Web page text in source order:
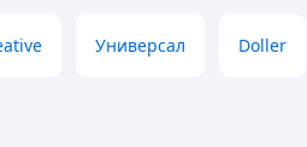
Универсал Doller